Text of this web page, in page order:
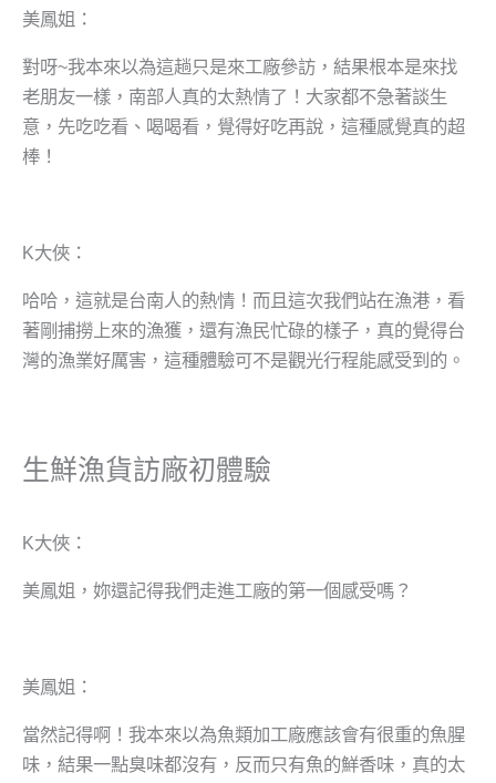
美鳳姐：
對呀~我本來以為這趟只是來工廠參訪，結果根本是來找
老朋友一樣，南部人真的太熱情了！大家都不急著談生
意，先吃吃看、喝喝看，覺得好吃再說，這種感覺真的超
棒！
K大俠：
哈哈，這就是台南人的熱情！而且這次我們站在漁港，看
著剛捕撈上來的漁獲，還有漁民忙碌的樣子，真的覺得台
灣的漁業好厲害，這種體驗可不是觀光行程能感受到的。
生鮮漁貨訪廠初體驗
K大俠：
美鳳姐，妳還記得我們走進工廠的第一個感受嗎？
美鳳姐：
當然記得啊！我本來以為魚類加工廠應該會有很重的魚腥
味，結果一點臭味都沒有，反而只有魚的鮮香味，真的太